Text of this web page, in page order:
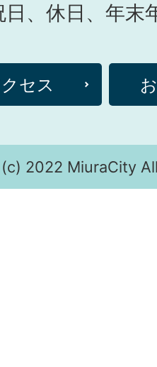
日、休日、年末
セス
2022 MiuraCity